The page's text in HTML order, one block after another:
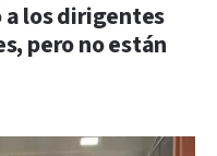
a los dirigentes
pero no están